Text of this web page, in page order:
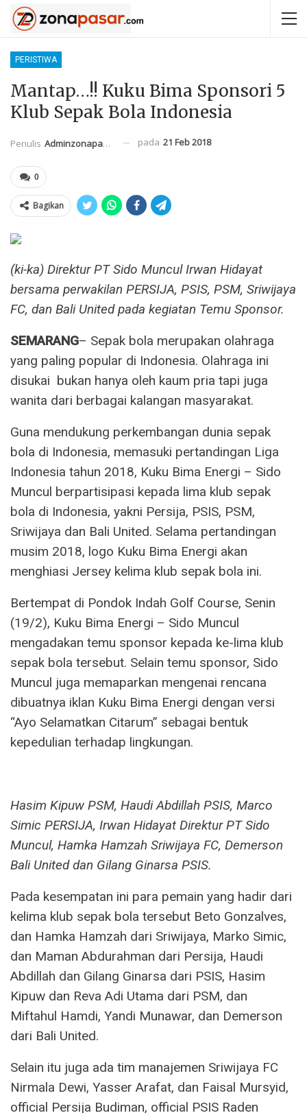
PERISTIWA
Mantap…!! Kuku Bima Sponsori 5
Klub Sepak Bola Indonesia
Penulis Adminzonapasar pada 21 Feb 2018
0
Bagikan
(ki-ka) Direktur PT Sido Muncul Irwan Hidayat
bersama perwakilan PERSIJA, PSIS, PSM, Sriwijaya
FC, dan Bali United pada kegiatan Temu Sponsor.
SEMARANG– Sepak bola merupakan olahraga
yang paling popular di Indonesia. Olahraga ini
disukai bukan hanya oleh kaum pria tapi juga
wanita dari berbagai kalangan masyarakat.
Guna mendukung perkembangan dunia sepak
bola di Indonesia, memasuki pertandingan Liga
Indonesia tahun 2018, Kuku Bima Energi – Sido
Muncul berpartisipasi kepada lima klub sepak
bola di Indonesia, yakni Persija, PSIS, PSM,
Sriwijaya dan Bali United. Selama pertandingan
musim 2018, logo Kuku Bima Energi akan
menghiasi Jersey kelima klub sepak bola ini.
Bertempat di Pondok Indah Golf Course, Senin
(19/2), Kuku Bima Energi – Sido Muncul
mengadakan temu sponsor kepada ke-lima klub
sepak bola tersebut. Selain temu sponsor, Sido
Muncul juga memaparkan mengenai rencana
dibuatnya iklan Kuku Bima Energi dengan versi
“Ayo Selamatkan Citarum” sebagai bentuk
kepedulian terhadap lingkungan.
Hasim Kipuw PSM, Haudi Abdillah PSIS, Marco
Simic PERSIJA, Irwan Hidayat Direktur PT Sido
Muncul, Hamka Hamzah Sriwijaya FC, Demerson
Bali United dan Gilang Ginarsa PSIS.
Pada kesempatan ini para pemain yang hadir dari
kelima klub sepak bola tersebut Beto Gonzalves,
dan Hamka Hamzah dari Sriwijaya, Marko Simic,
dan Maman Abdurahman dari Persija, Haudi
Abdillah dan Gilang Ginarsa dari PSIS, Hasim
Kipuw dan Reva Adi Utama dari PSM, dan
Miftahul Hamdi, Yandi Munawar, dan Demerson
dari Bali United.
Selain itu juga ada tim manajemen Sriwijaya FC
Nirmala Dewi, Yasser Arafat, dan Faisal Mursyid,
official Persija Budiman, official PSIS Raden